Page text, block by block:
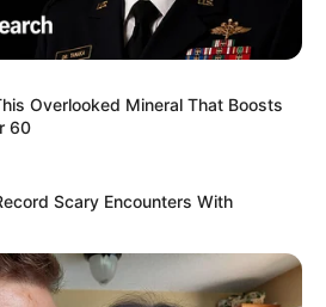
แนะนำ
Overlooked Mineral That Boosts
60
Scary Encounters With